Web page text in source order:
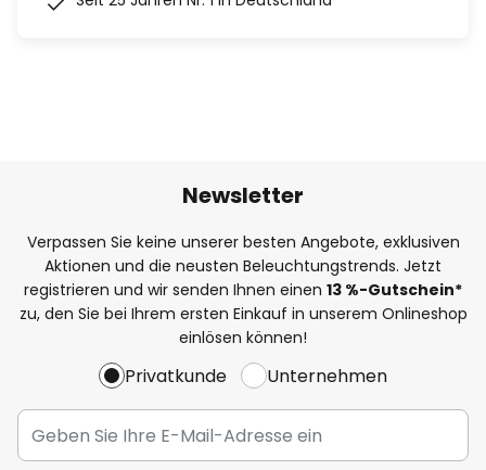
Newsletter
Verpassen Sie keine unserer besten Angebote, exklusiven
Aktionen und die neusten Beleuchtungstrends. Jetzt
registrieren und wir senden Ihnen einen 13 %-Gutschein*
zu, den Sie bei Ihrem ersten Einkauf in unserem Onlineshop
einlösen können!
Privatkunde Unternehmen